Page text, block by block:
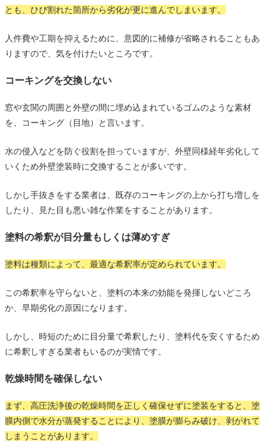
とも、ひび割れた箇所から劣化が更に進んでしまいます。
人件費や工期を抑えるために、意図的に補修が省略されることもあ
りますので、気を付けたいところです。
コーキングを交換しない
窓や玄関の周囲と外壁の間に埋め込まれているゴムのような素材
を、コーキング（目地）と言います。
水の侵入などを防ぐ役割を担っていますが、外壁同様経年劣化して
いくため外壁塗装時に交換することが多いです。
しかし手抜きをする業者は、既存のコーキングの上から打ち増しを
したり、見た目も悪い雑な作業をすることがあります。
塗料の希釈が目分量もしくは薄めすぎ
塗料は種類によって、最適な希釈率が定められています。
この希釈率を守らないと、塗料の本来の効能を発揮しないどころ
か、早期劣化の原因になります。
しかし、時短のために目分量で希釈したり、塗料代を安くするため
に希釈しすぎる業者もいるのが実情です。
乾燥時間を確保しない
まず、高圧洗浄後の乾燥時間を正しく確保せずに塗装をすると、塗
膜内側で水分が蒸発することにより、塗膜が膨らみ破け、剥がれて
しまうことがあります。